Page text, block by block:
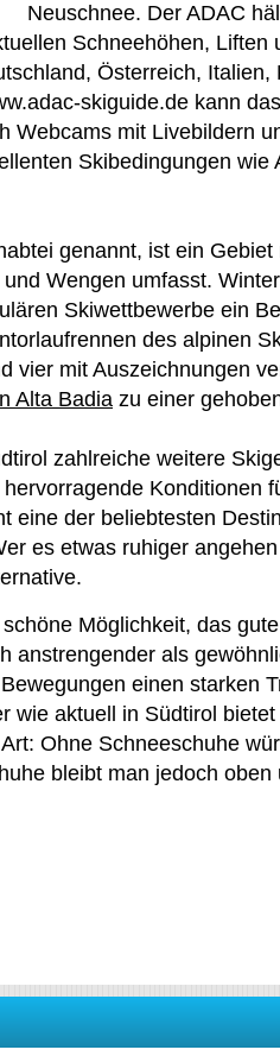
Neuschnee. Der ADAC
Schneehöhen, Liften
Österreich,
skiguide.de kann
Webcams mit Livebildern
Skibedingungen
genannt, ist ein
Wengen umfasst.
Skiwettbewerbe ein
des alpinen
vier mit Auszeichnungen
Alta Badia zu einer
zahlreiche weitere
Konditionen
eine der beliebtesten
es etwas ruhiger
Möglichkeit, das
anstrengender als
einen starken
wie aktuell in Südtirol
Ohne Schneeschuhe
bleibt man jedoch